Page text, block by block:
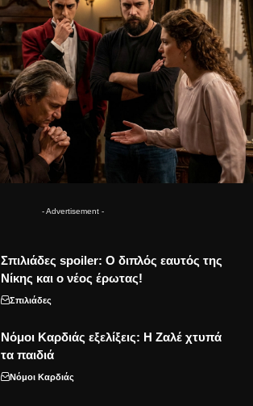
- Advertisement -
Σπιλιάδες spoiler: Ο διπλός εαυτός της
Νίκης και ο νέος έρωτας!
Σπιλιάδες
Νόμοι Καρδιάς εξελίξεις: Η Ζαλέ χτυπά
τα παιδιά
Νόμοι Καρδιάς